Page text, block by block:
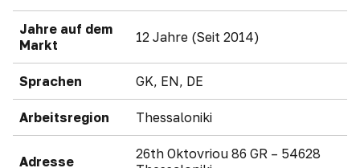
Jahre auf dem
Markt
12 Jahre (Seit 2014)
Sprachen GK, EN, DE
Arbeitsregion Thessaloniki
Adresse
26th Oktovriou 86 GR – 54628